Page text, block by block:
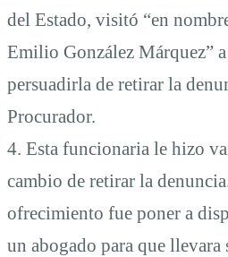
del Estado, visitó “en
Emilio González Márquez”
persuadirla de retirar la
Procurador.
4. Esta funcionaria le hizo
cambio de retirar la
ofrecimiento fue poner a
un abogado para que llevara